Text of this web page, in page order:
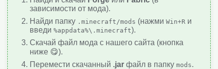
зависимости от мода).
Найди папку .minecraft/mods (нажми Win+R и
введи %appdata%\.minecraft).
Скачай файл мода с нашего сайта (кнопка
ниже 😋).
Перемести скачанный .jar файл в папку mods.